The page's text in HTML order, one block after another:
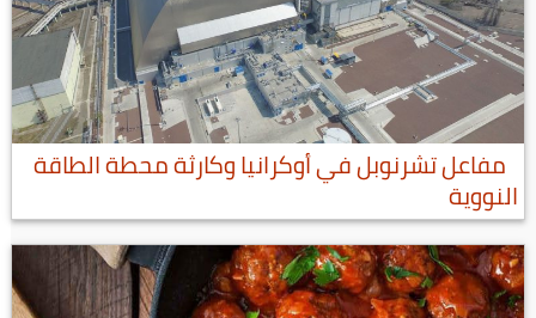
مفاعل تشرنوبل في أوكرانيا وكارثة محطة الطاقة
النووية